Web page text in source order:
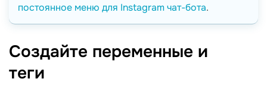
постоянное меню для Instagram чат-бота.
Создайте переменные и
теги